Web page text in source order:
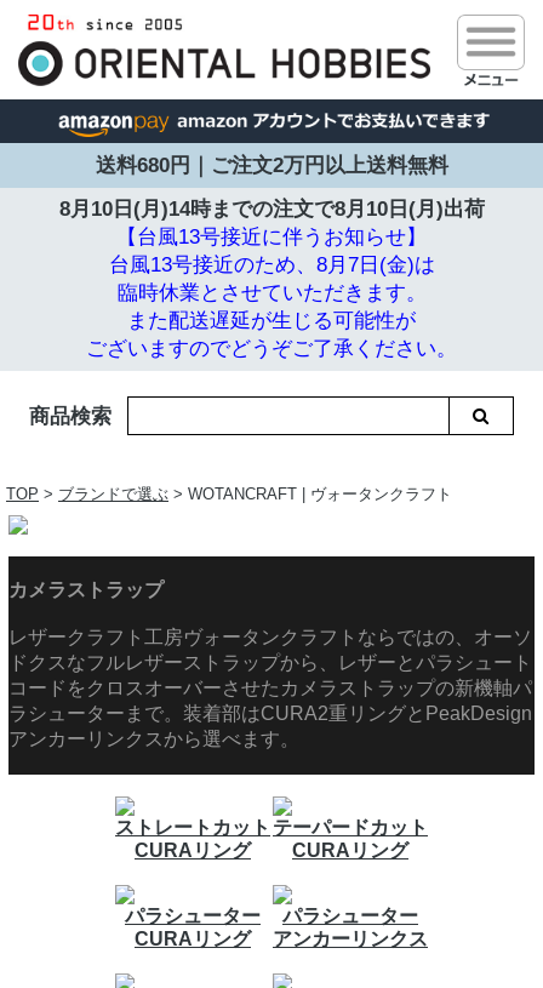
送料680円｜ご注文2万円以上送料無料
8月10日(月)14時までの注文で8月10日(月)出荷
【台風13号接近に伴うお知らせ】
台風13号接近のため、8月7日(金)は
臨時休業とさせていただきます。
また配送遅延が生じる可能性が
ございますのでどうぞご了承ください。
商品検索
TOP > ブランドで選ぶ > WOTANCRAFT | ヴォータンクラフト
カメラストラップ
レザークラフト工房ヴォータンクラフトならではの、オーソ
ドクスなフルレザーストラップから、レザーとパラシュート
コードをクロスオーバーさせたカメラストラップの新機軸パ
ラシューターまで。装着部はCURA2重リングとPeakDesign
アンカーリンクスから選べます。
ストレートカット
CURAリング
テーパードカット
CURAリング
パラシューター
CURAリング
パラシューター
アンカーリンクス